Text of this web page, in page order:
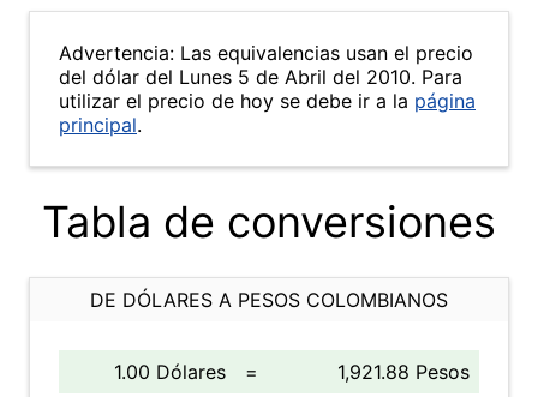
Advertencia: Las equivalencias usan el precio
del dólar del Lunes 5 de Abril del 2010. Para
utilizar el precio de hoy se debe ir a la página
principal.
Tabla de conversiones
DE DÓLARES A PESOS COLOMBIANOS
1.00 Dólares =
1,921.88 Pesos